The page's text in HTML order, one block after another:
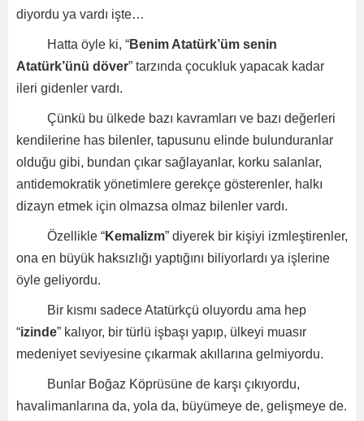
diyordu ya vardı işte…
Hatta öyle ki, “Benim Atatürk’üm senin
Atatürk’ünü döver” tarzında çocukluk yapacak kadar
ileri gidenler vardı.
Çünkü bu ülkede bazı kavramları ve bazı değerleri
kendilerine has bilenler, tapusunu elinde bulunduranlar
olduğu gibi, bundan çıkar sağlayanlar, korku salanlar,
antidemokratik yönetimlere gerekçe gösterenler, halkı
dizayn etmek için olmazsa olmaz bilenler vardı.
Özellikle “Kemalizm” diyerek bir kişiyi izmleştirenler,
ona en büyük haksızlığı yaptığını biliyorlardı ya işlerine
öyle geliyordu.
Bir kısmı sadece Atatürkçü oluyordu ama hep
“izinde” kalıyor, bir türlü işbaşı yapıp, ülkeyi muasır
medeniyet seviyesine çıkarmak akıllarına gelmiyordu.
Bunlar Boğaz Köprüsüne de karşı çıkıyordu,
havalimanlarına da, yola da, büyümeye de, gelişmeye de.